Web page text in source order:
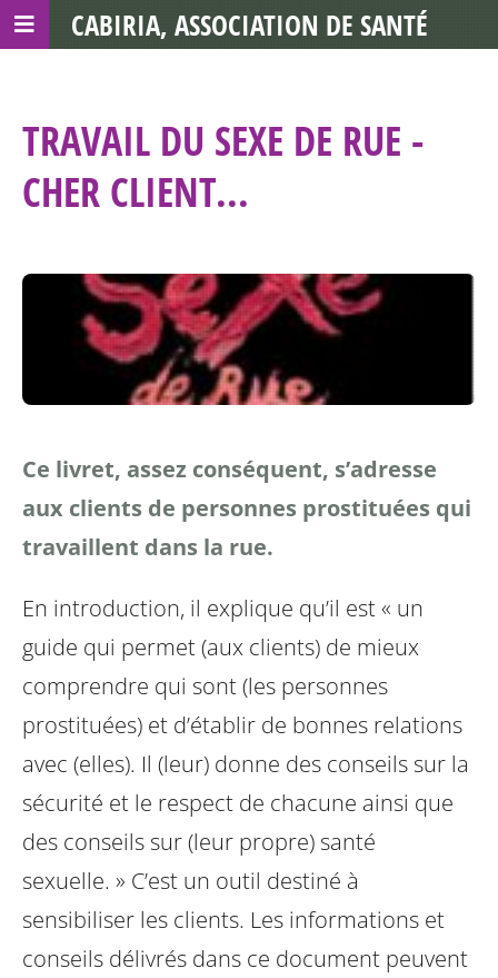
TRAVAIL DU SEXE DE RUE -
CHER CLIENT...
Ce livret, assez conséquent, s’adresse
aux clients de personnes prostituées qui
travaillent dans la rue.
En introduction, il explique qu’il est « un
guide qui permet (aux clients) de mieux
comprendre qui sont (les personnes
prostituées) et d’établir de bonnes relations
avec (elles). Il (leur) donne des conseils sur la
sécurité et le respect de chacune ainsi que
des conseils sur (leur propre) santé
sexuelle. » C’est un outil destiné à
sensibiliser les clients. Les informations et
conseils délivrés dans ce document peuvent
CABIRIA, ASSOCIATION DE SANTÉ